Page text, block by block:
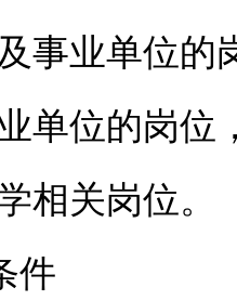
事业单位的
单位的岗位
相关岗位。
件